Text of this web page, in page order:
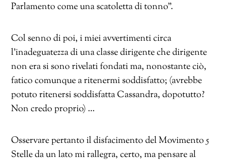
Parlamento come una scatoletta di tonno”.
Col senno di poi, i miei avvertimenti circa
l’inadeguatezza di una classe dirigente che dirigente
non era si sono rivelati fondati ma, nonostante ciò,
fatico comunque a ritenermi soddisfatto; (avrebbe
potuto ritenersi soddisfatta Cassandra, dopotutto?
Non credo proprio) …
Osservare pertanto il disfacimento del Movimento 5
Stelle da un lato mi rallegra, certo, ma pensare al